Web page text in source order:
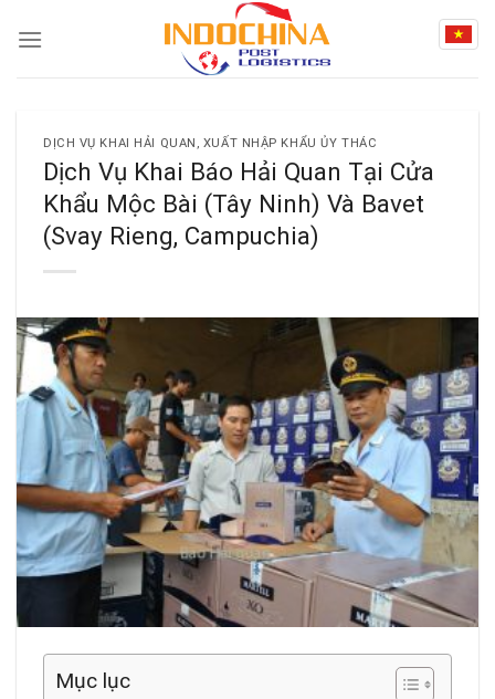
DỊCH VỤ KHAI HẢI QUAN, XUẤT NHẬP KHẨU ỦY THÁC
Dịch Vụ Khai Báo Hải Quan Tại Cửa
Khẩu Mộc Bài (Tây Ninh) Và Bavet
(Svay Rieng, Campuchia)
Mục lục